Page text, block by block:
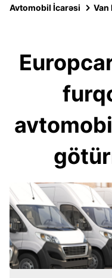
Avtomobil İcarəsi Van